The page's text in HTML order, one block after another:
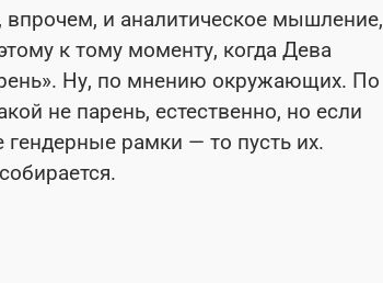
и аналитическое мышление,
к тому моменту, когда Дева
Ну, по мнению окружающих. По
не парень, естественно, но если
рамки — то пусть их.